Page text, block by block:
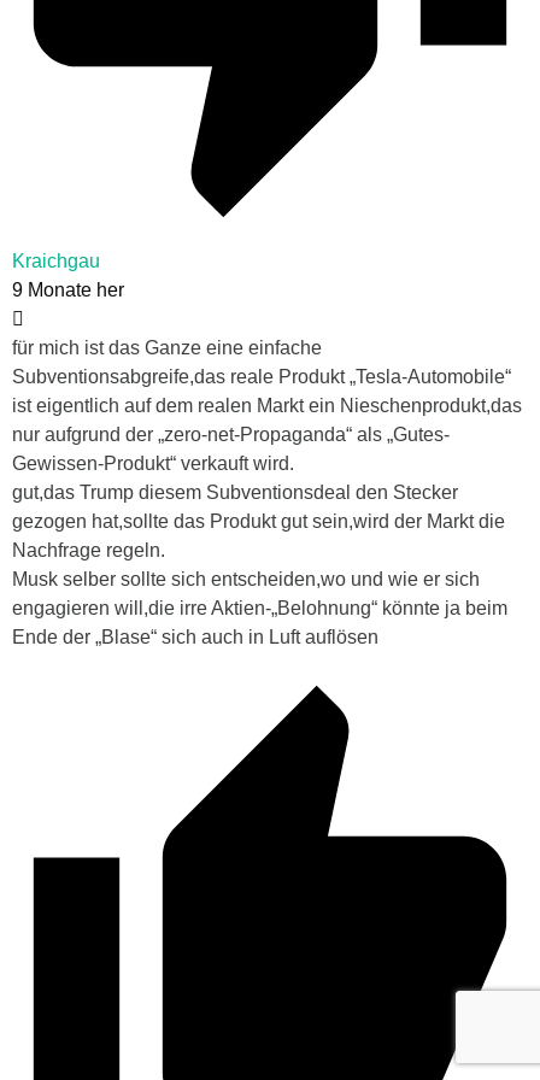
Kraichgau
9 Monate her
für mich ist das Ganze eine einfache
Subventionsabgreife,das reale Produkt „Tesla-Automobile“
ist eigentlich auf dem realen Markt ein Nieschenprodukt,das
nur aufgrund der „zero-net-Propaganda“ als „Gutes-
Gewissen-Produkt“ verkauft wird.
gut,das Trump diesem Subventionsdeal den Stecker
gezogen hat,sollte das Produkt gut sein,wird der Markt die
Nachfrage regeln.
Musk selber sollte sich entscheiden,wo und wie er sich
engagieren will,die irre Aktien-„Belohnung“ könnte ja beim
Ende der „Blase“ sich auch in Luft auflösen